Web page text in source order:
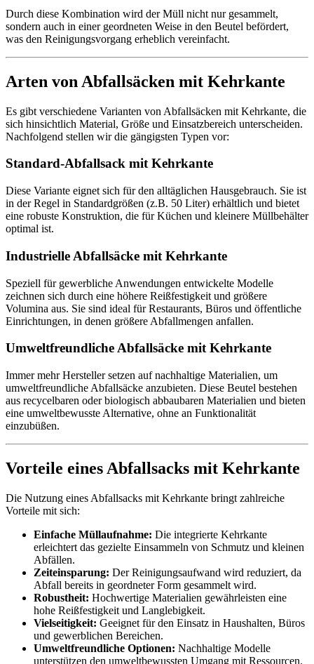
Durch diese Kombination wird der Müll nicht nur gesammelt,
sondern auch in einer geordneten Weise in den Beutel befördert,
was den Reinigungsvorgang erheblich vereinfacht.
Arten von Abfallsäcken mit Kehrkante
Es gibt verschiedene Varianten von Abfallsäcken mit Kehrkante, die
sich hinsichtlich Material, Größe und Einsatzbereich unterscheiden.
Nachfolgend stellen wir die gängigsten Typen vor:
Standard-Abfallsack mit Kehrkante
Diese Variante eignet sich für den alltäglichen Hausgebrauch. Sie ist
in der Regel in Standardgrößen (z.B. 50 Liter) erhältlich und bietet
eine robuste Konstruktion, die für Küchen und kleinere Müllbehälter
optimal ist.
Industrielle Abfallsäcke mit Kehrkante
Speziell für gewerbliche Anwendungen entwickelte Modelle
zeichnen sich durch eine höhere Reißfestigkeit und größere
Volumina aus. Sie sind ideal für Restaurants, Büros und öffentliche
Einrichtungen, in denen größere Abfallmengen anfallen.
Umweltfreundliche Abfallsäcke mit Kehrkante
Immer mehr Hersteller setzen auf nachhaltige Materialien, um
umweltfreundliche Abfallsäcke anzubieten. Diese Beutel bestehen
aus recycelbaren oder biologisch abbaubaren Materialien und bieten
eine umweltbewusste Alternative, ohne an Funktionalität
einzubüßen.
Vorteile eines Abfallsacks mit Kehrkante
Die Nutzung eines Abfallsacks mit Kehrkante bringt zahlreiche
Vorteile mit sich:
Einfache Müllaufnahme: Die integrierte Kehrkante
erleichtert das gezielte Einsammeln von Schmutz und kleinen
Abfällen.
Zeiteinsparung: Der Reinigungsaufwand wird reduziert, da
Abfall bereits in geordneter Form gesammelt wird.
Robustheit: Hochwertige Materialien gewährleisten eine
hohe Reißfestigkeit und Langlebigkeit.
Vielseitigkeit: Geeignet für den Einsatz in Haushalten, Büros
und gewerblichen Bereichen.
Umweltfreundliche Optionen: Nachhaltige Modelle
unterstützen den umweltbewussten Umgang mit Ressourcen.